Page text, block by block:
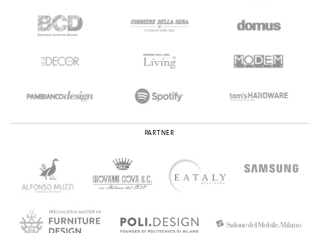
PARTNER